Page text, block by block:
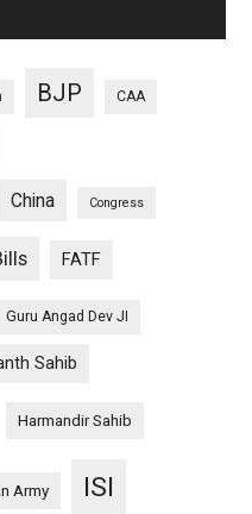
BJP CAA
China Congress
FATF
Guru Angad Dev JI
Sahib
Harmandir Sahib
Army ISI